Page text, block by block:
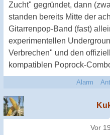
Zucht" gegründet, dann
standen bereits Mitte der
Gitarrenpop-Band (fast)
experimentellen
Verbrechen" und den
kompatiblen Poprock-
Alarm
Vor